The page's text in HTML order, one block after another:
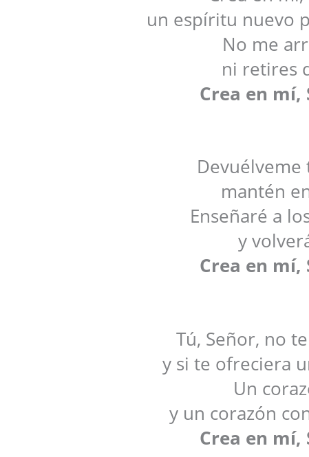
un espíritu nuevo
No me
ni retires
Crea en mí,
Devuélveme
mantén
Enseñaré a
y
Crea en mí,
Tú, Señor, no
y si te ofreciera
Un
y un corazón
Crea en mí,